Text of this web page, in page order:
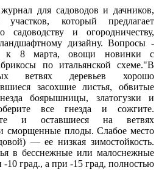
для садоводов и дачников,
участков, который предлагает
садоводству и огородничеству,
дизайну. Вопросы -
к 8 марта, овощи новинки с
по итальянской схеме. В
ветвях деревьев хорошо
засохшие листья, обвитые
боярышницы, златогузки и
все гнезда и сожгите.
и оставшиеся на ветвях
сморщенные плоды. Слабое место
— ее низкая зимостойкость.
в бесснежные или малоснежные
град., а при -15 град, полностью